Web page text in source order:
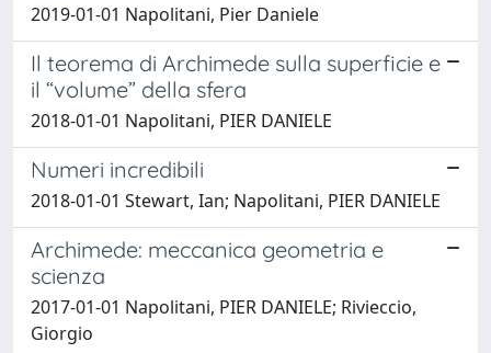
2019-01-01 Napolitani, Pier Daniele
Il teorema di Archimede sulla superficie e
il “volume” della sfera
2018-01-01 Napolitani, PIER DANIELE
Numeri incredibili
2018-01-01 Stewart, Ian; Napolitani, PIER DANIELE
Archimede: meccanica geometria e
scienza
2017-01-01 Napolitani, PIER DANIELE; Rivieccio,
Giorgio